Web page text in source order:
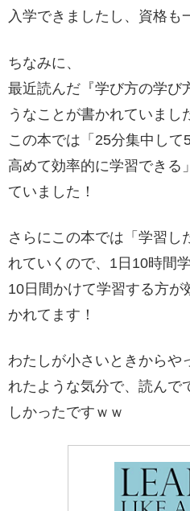
入学できましたし、資格も
ちなみに、
最近読んだ『学び方の学び
うなことが書かれていまし
この本では「25分集中し
高めて効率的に学習できる
ていました！
さらにこの本では「学習し
れていくので、1日10時間
10日間かけて学習する方
かれてます！
わたしが小さいときからや
れたような気分で、読んで
しかったですｗｗ